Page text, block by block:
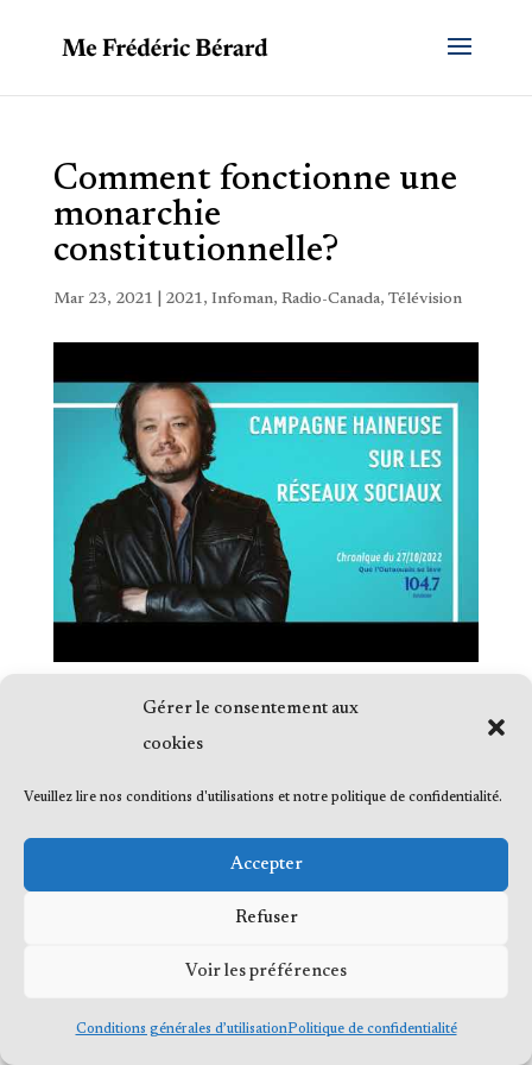
Gérer le consentement aux
cookies
Veuillez lire nos conditions d'utilisations et notre politique de confidentialité.
Accepter
Refuser
Voir les préférences
Conditions générales d’utilisationPolitique de confidentialité
Comment fonctionne une
monarchie
constitutionnelle?
Mar 23, 2021 2021, Infoman, Radio-Canada, Télévision